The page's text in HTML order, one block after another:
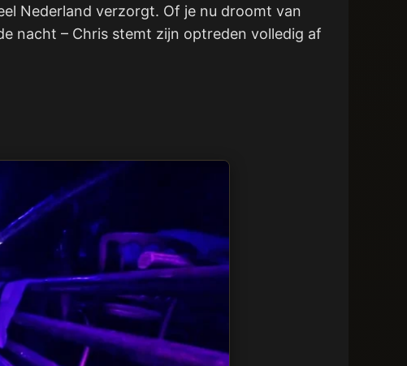
Nederland verzorgt. Of je nu droomt van
nacht – Chris stemt zijn optreden volledig af